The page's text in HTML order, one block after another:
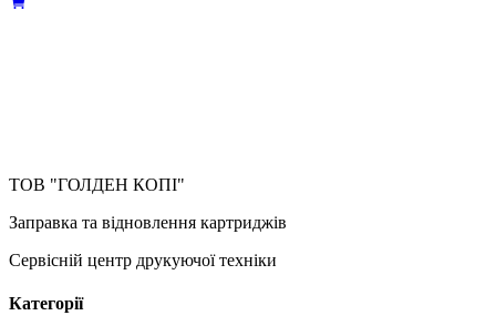
ТОВ "ГОЛДЕН КОПІ"
Заправка та відновлення картриджів
Сервісній центр друкуючої техніки
Категорії